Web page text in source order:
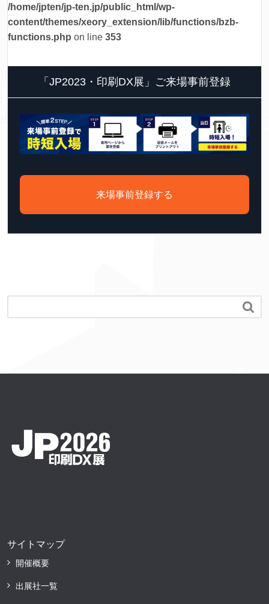
/home/jpten/jp-ten.jp/public_html/wp-
content/themes/xeory_extension/lib/functions/bzb-
functions.php on line 353
「JP2023・印刷DX展」ご来場事前登録
来場事前登録する

サイトマップ
開催概要
出展社一覧